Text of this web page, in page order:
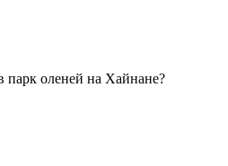
парк оленей на Хайнане?